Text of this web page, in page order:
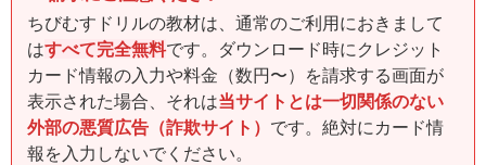
ちびむすドリルの教材は、通常のご利用におきまして
はすべて完全無料です。ダウンロード時にクレジット
カード情報の入力や料金（数円〜）を請求する画面が
表示された場合、それは当サイトとは一切関係のない
外部の悪質広告（詐欺サイト） です。絶対にカード情
報を入力しないでください。